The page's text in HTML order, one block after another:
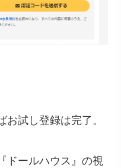
試し登録は完了。
ドールハウス』の視